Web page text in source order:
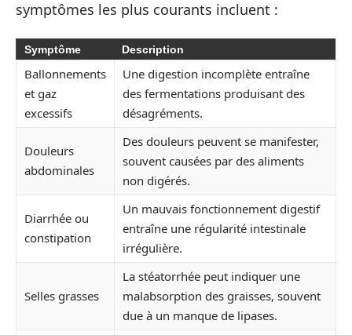
symptômes les plus courants incluent :
Symptôme Description
Ballonnements
et gaz
excessifs
Une digestion incomplète entraîne
des fermentations produisant des
désagréments.
Douleurs
abdominales
Des douleurs peuvent se manifester,
souvent causées par des aliments
non digérés.
Diarrhée ou
constipation
Un mauvais fonctionnement digestif
entraîne une régularité intestinale
irrégulière.
Selles grasses
La stéatorrhée peut indiquer une
malabsorption des graisses, souvent
due à un manque de lipases.